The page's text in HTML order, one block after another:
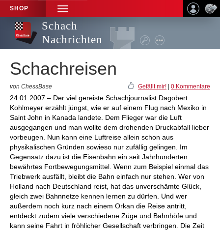
SHOP
TOGGLE
NAVIGATION
Schach
Nachrichten
Schachreisen
von ChessBase Gefällt mir! 0 Kommentare
24.01.2007 – Der viel gereiste Schachjournalist Dagobert
Kohlmeyer erzählt jüngst, wie er auf einem Flug nach Mexiko in
Saint John in Kanada landete. Dem Flieger war die Luft
ausgegangen und man wollte dem drohenden Druckabfall lieber
vorbeugen. Nun kann eine Luftreise allein schon aus
physikalischen Gründen sowieso nur zufällig gelingen. Im
Gegensatz dazu ist die Eisenbahn ein seit Jahrhunderten
bewährtes Fortbewegungsmittel. Wenn zum Beispiel einmal das
Triebwerk ausfällt, bleibt die Bahn einfach nur stehen. Wer von
Holland nach Deutschland reist, hat das unverschämte Glück,
gleich zwei Bahnnetze kennen lernen zu dürfen. Und wer
außerdem noch kurz nach einem Orkan die Reise antritt,
entdeckt zudem viele verschiedene Züge und Bahnhöfe und
kann seine Fahrt in fröhlicher Gesellschaft verbringen. Die Zeit